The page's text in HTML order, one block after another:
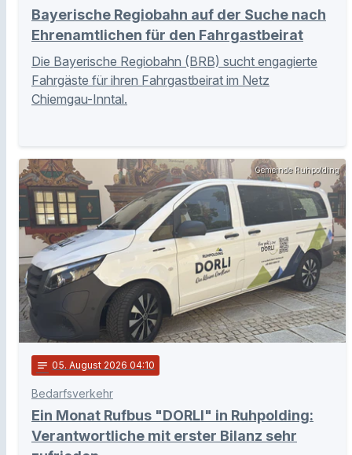
Bayerische Regiobahn auf der Suche nach
Ehrenamtlichen für den Fahrgastbeirat
Die Bayerische Regiobahn (BRB) sucht engagierte
Fahrgäste für ihren Fahrgastbeirat im Netz
Chiemgau-Inntal.
Gemeinde Ruhpolding
notes 05. August 2026 04:10
Bedarfsverkehr
Ein Monat Rufbus "DORLI" in Ruhpolding:
Verantwortliche mit erster Bilanz sehr